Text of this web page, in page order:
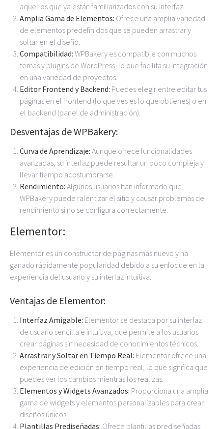
aquellos que ya están familiarizados con su interfaz.
Amplia Gama de Elementos: Ofrece una amplia variedad
de elementos predefinidos que se pueden arrastrar y
soltar en el diseño.
Compatibilidad: WPBakery es compatible con muchos
temas y plugins de WordPress, lo que facilita su integración
en una variedad de proyectos.
Editor Frontend y Backend: Puedes elegir entre editar tus
páginas en el frontend (lo que ves es lo que obtienes) o en
el backend (panel de administración).
Desventajas de WPBakery:
Curva de Aprendizaje: Aunque ofrece funcionalidades
avanzadas, su interfaz puede resultar un poco compleja y
llevar tiempo acostumbrarse.
Rendimiento: Algunos usuarios han informado que
WPBakery puede ralentizar el sitio y causar problemas de
rendimiento si no se configura correctamente.
Elementor:
Elementor es un constructor de páginas más nuevo y ha
ganado rápidamente popularidad debido a su enfoque en la
experiencia del usuario y su interfaz intuitiva.
Ventajas de Elementor:
Interfaz Amigable: Elementor se destaca por su interfaz
de usuario sencilla e intuitiva, que permite a los usuarios
crear páginas sin necesidad de conocimientos técnicos.
Arrastrar y Soltar en Tiempo Real: Elementor ofrece una
experiencia de edición en tiempo real, lo que significa que
puedes ver los cambios mientras los realizas.
Elementos y Widgets Avanzados: Proporciona una amplia
gama de widgets y elementos personalizables para crear
diseños únicos.
Plantillas Prediseñadas: Ofrece plantillas prediseñadas